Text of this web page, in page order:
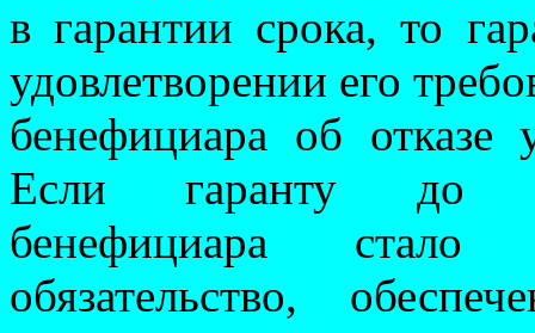
в гарантии срока, то
удовлетворении его
бенефициара об отказе
Если гаранту до
бенефициара
обязательство,